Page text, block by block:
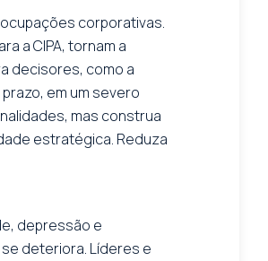
corporativas.
a CIPA, tornam a
decisores, como a
em um severo
mas construa
estratégica. Reduza
depressão e
deteriora. Líderes e